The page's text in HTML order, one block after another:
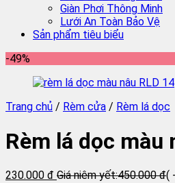
Giàn Phơi Thông Minh
Lưới An Toàn Bảo Vệ
Sản phẩm tiêu biểu
-49%
Trang chủ / Rèm cửa / Rèm lá dọc
Rèm lá dọc màu
230.000 đ Giá niêm yết:450.000 đ(